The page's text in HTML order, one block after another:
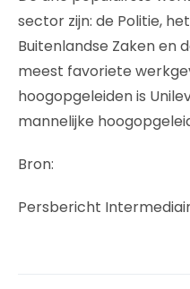
sector zijn: de Politie,
Buitenlandse Zaken en
meest favoriete
hoogopgeleiden is
mannelijke
Bron:
Persbericht